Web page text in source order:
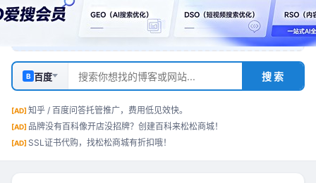
B 百度 搜 索
知乎 / 百度问答托管推广，费用低见效快。
品牌没有百科像开店没招牌？创建百科来松松商城！
SSL证书代购，找松松商城有折扣哦！